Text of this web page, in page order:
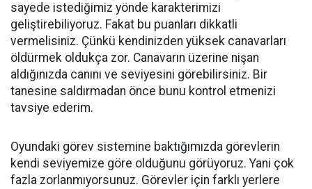
sayede istediğimiz yönde karakterimizi
geliştirebiliyoruz. Fakat bu puanları dikkatli
vermelisiniz. Çünkü kendinizden yüksek canavarları
öldürmek oldukça zor. Canavarın üzerine nişan
aldığınızda canını ve seviyesini görebilirsiniz. Bir
tanesine saldırmadan önce bunu kontrol etmenizi
tavsiye ederim.
Oyundaki görev sistemine baktığımızda görevlerin
kendi seviyemize göre olduğunu görüyoruz. Yani çok
fazla zorlanmıyorsunuz. Görevler için farklı yerlere